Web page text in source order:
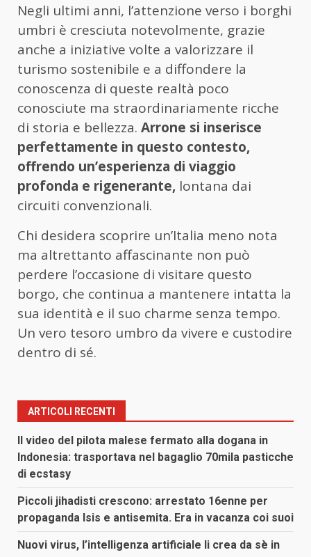
Negli ultimi anni, l’attenzione verso i borghi
umbri è cresciuta notevolmente, grazie
anche a iniziative volte a valorizzare il
turismo sostenibile e a diffondere la
conoscenza di queste realtà poco
conosciute ma straordinariamente ricche
di storia e bellezza. Arrone si inserisce
perfettamente in questo contesto,
offrendo un’esperienza di viaggio
profonda e rigenerante, lontana dai
circuiti convenzionali.
Chi desidera scoprire un’Italia meno nota
ma altrettanto affascinante non può
perdere l’occasione di visitare questo
borgo, che continua a mantenere intatta la
sua identità e il suo charme senza tempo.
Un vero tesoro umbro da vivere e custodire
dentro di sé.
ARTICOLI RECENTI
Il video del pilota malese fermato alla dogana in
Indonesia: trasportava nel bagaglio 70mila pasticche
di ecstasy
Piccoli jihadisti crescono: arrestato 16enne per
propaganda Isis e antisemita. Era in vacanza coi suoi
Nuovi virus, l’intelligenza artificiale li crea da sè in